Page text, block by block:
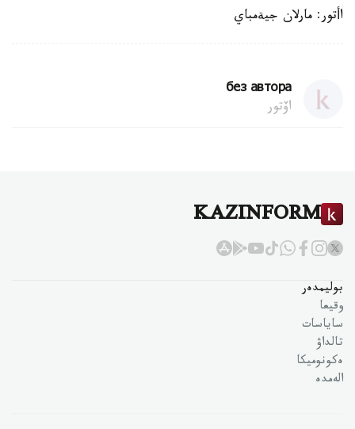
اأتور: مارلان جيةمباي
без автора
اۆتور
KAZINFORM
بوليمدەر
وقيعا
ساياسات
تالداۋ
ەكونوميكا
الەمدە